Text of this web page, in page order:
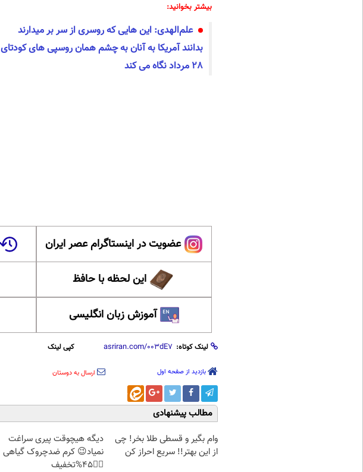
بیشتر بخوانید:
علم‌الهدی: این هایی که روسری از سر بر میدارند
بدانند آمریکا به آنان به چشم همان روسپی های کودتای
28 مرداد نگاه می کند
عضویت در اینستاگرام عصر ایران
این لحظه با حافظ
آموزش زبان انگلیسی
لینک کوتاه: کپی لینک
بازدید از صفحه اول ارسال به دوستان
مطالب پیشنهادی
وام بگیر و قسطی طلا بخر! چی
از این بهتر!! سریع احراز کن
دیگه هیچوقت پیری سراغت
نمیاد😉 کرم ضدچروک گیاهی
👈🏻45%تخفیف